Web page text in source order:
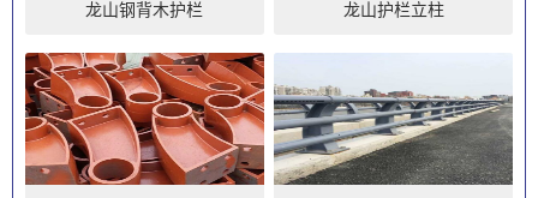
龙山钢背木护栏 龙山护栏立柱